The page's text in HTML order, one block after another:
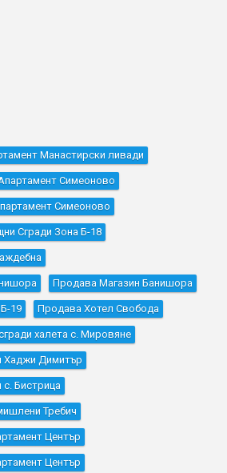
Манастирски ливади
Симеоново
Симеоново
Сгради Зона Б-18
Продава Магазин Банишора
19 Продава Хотел Свобода
халета с. Мировяне
Хаджи Димитър
Бистрица
Требич
Център
Център